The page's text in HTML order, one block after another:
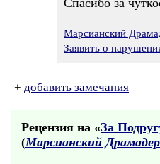
Спасибо за
Марсианский
Заявить о
+ добавить замечания
Рецензия на «За
(Марсианский Драмадер